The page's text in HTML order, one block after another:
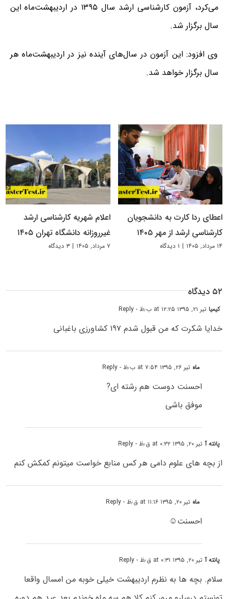
می‌کرد، آزمون کارشناسی ارشد سال ۱۳۹۵ در اردیبهشت‌ماه این
سال برگزار شد.
وی افزود: این آزمون در سال‌های آینده نیز در اردیبهشت‌ماه هر
سال برگزار خواهد شد.
اعطای ردا کارت به دانشجویان
کارشناسی ارشد از مهر ۱۴۰۵
۱۴ مرداد, ۱۴۰۵ | ۱ دیدگاه
اعلام شهریه کارشناسی ارشد
غیرروزانه دانشگاه تهران ۱۴۰۵
۷ مرداد, ۱۴۰۵ | ۳ دیدگاه
۵۲ دیدگاه
کیمیاتیر ۲۱, ۱۳۹۵ at ۱۲:۲۵ ب٫ظ - Reply
خدایا شکرت که من قبول شدم ۱۹۷ کشاورزی باغبانی
ماه تیر ۲۶, ۱۳۹۵ at ۷:۵۴ ب٫ظ - Reply
احسنت دوست هم رشته ای?
موفق باشی
پانته آتیر ۲۰, ۱۳۹۵ at ۰:۳۲ ق٫ظ - Reply
از بچه های علوم دامی هر کس منابع خواست میتونم کمکش کنم
ماه تیر ۲۰, ۱۳۹۵ at ۱۱:۱۶ ق٫ظ - Reply
احسنت☺
پانته آتیر ۲۰, ۱۳۹۵ at ۰:۳۱ ق٫ظ - Reply
سلام. بچه ها به نظرم اردیبهشت خیلی خوبه من امسال واقعا